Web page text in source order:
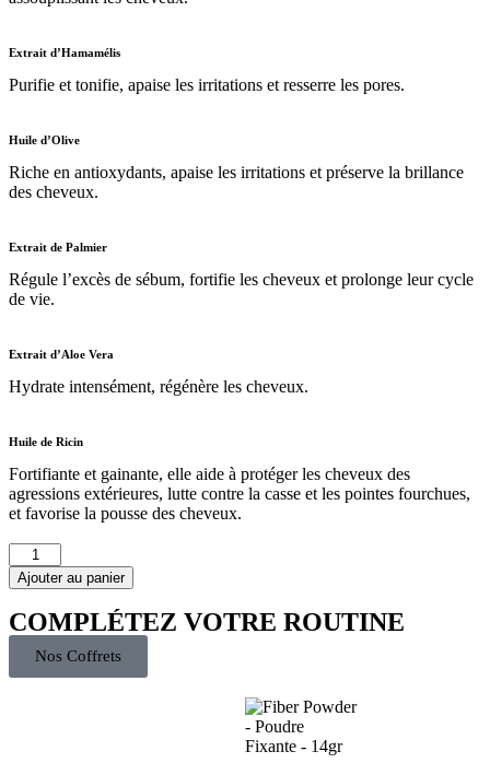
Extrait d’Hamamélis
Purifie et tonifie, apaise les irritations et resserre les pores.
Huile d’Olive
Riche en antioxydants, apaise les irritations et préserve la brillance
des cheveux.
Extrait de Palmier
Régule l’excès de sébum, fortifie les cheveux et prolonge leur cycle
de vie.
Extrait d’Aloe Vera​
Hydrate intensément, régénère les cheveux.
Huile de Ricin
Fortifiante et gainante, elle aide à protéger les cheveux des
agressions extérieures, lutte contre la casse et les pointes fourchues,
et favorise la pousse des cheveux.
Ajouter au panier
COMPLÉTEZ VOTRE ROUTINE
Nos Coffrets